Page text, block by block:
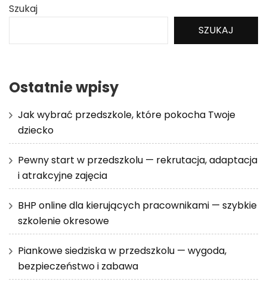
Szukaj
SZUKAJ
Ostatnie wpisy
Jak wybrać przedszkole, które pokocha Twoje
dziecko
Pewny start w przedszkolu — rekrutacja, adaptacja
i atrakcyjne zajęcia
BHP online dla kierujących pracownikami — szybkie
szkolenie okresowe
Piankowe siedziska w przedszkolu — wygoda,
bezpieczeństwo i zabawa